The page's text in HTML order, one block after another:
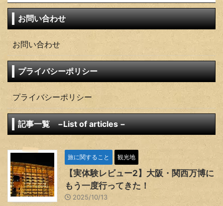
お問い合わせ
お問い合わせ
プライバシーポリシー
プライバシーポリシー
記事一覧 −List of articles −
旅に関すること 観光地
【実体験レビュー2】大阪・関西万博に
もう一度行ってきた！
2025/10/13